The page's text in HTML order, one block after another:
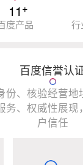
11+
度产品 行
百度信誉认
份、核验经营
务、权威性展
户信任